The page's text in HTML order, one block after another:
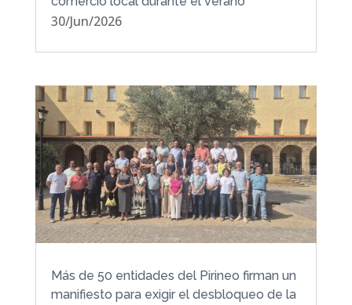
30/Jun/2026
Más de 50 entidades del Pirineo firman un
manifiesto para exigir el desbloqueo de la